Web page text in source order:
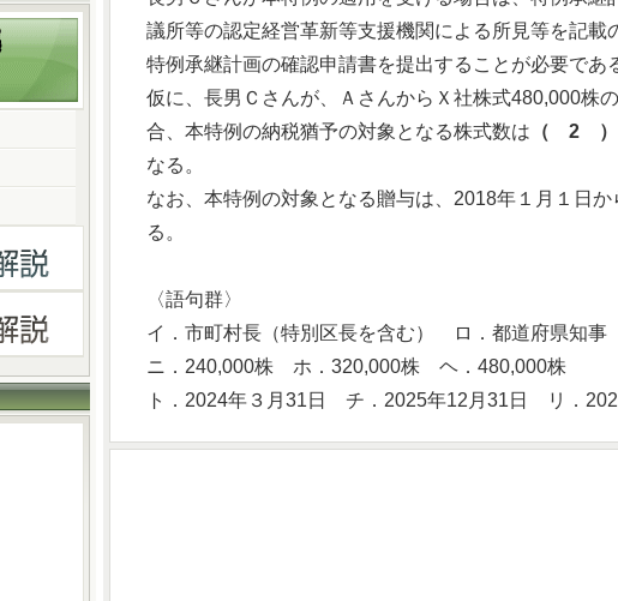
議所等の認定経営革新等支援機関による所見等を記載
特例承継計画の確認申請書を提出することが必要であ
仮に、長男Ｃさんが、ＡさんからＸ社株式480,000株
合、本特例の納税猶予の対象となる株式数は （ 2 ）
なる。
なお、本特例の対象となる贈与は、2018年１月１日か
る。
〈語句群〉
イ．市町村長（特別区長を含む） ロ．都道府県知
ニ．240,000株 ホ．320,000株 ヘ．480,000株
ト．2024年３月31日 チ．2025年12月31日 リ．